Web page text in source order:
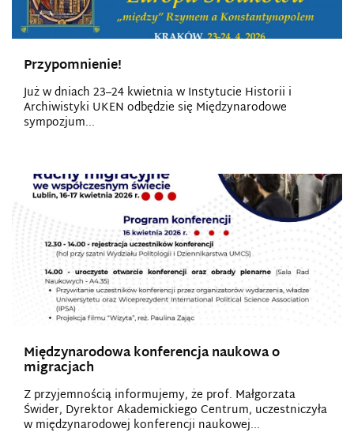
Przypomnienie!
Już w dniach 23–24 kwietnia w Instytucie Historii i
Archiwistyki UKEN odbędzie się Międzynarodowe
sympozjum...
Międzynarodowa konferencja naukowa o
migracjach
Z przyjemnością informujemy, że prof. Małgorzata
Świder, Dyrektor Akademickiego Centrum, uczestniczyła
w międzynarodowej konferencji naukowej...